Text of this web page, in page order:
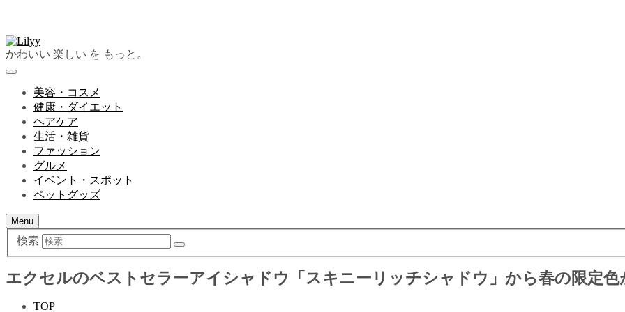
かわいい 楽しい を もっと。
美容・コスメ
健康・ダイエット
ヘアケア
生活・雑貨
ファッション
グルメ
イベント・スポット
ペットグッズ
Menu
検索
エクセルのベストセラーアイシャドウ「スキニーリッチシャドウ」から春の限定色
TOP